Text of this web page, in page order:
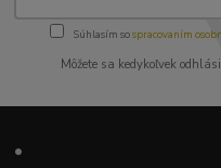
Súhlasím sospracovaním
Môžete sa kedykoľvek
•